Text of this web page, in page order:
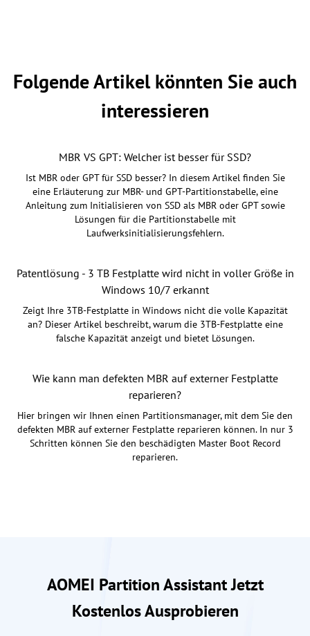
Folgende Artikel könnten Sie auch
interessieren
MBR VS GPT: Welcher ist besser für SSD?
Ist MBR oder GPT für SSD besser? In diesem Artikel finden Sie
eine Erläuterung zur MBR- und GPT-Partitionstabelle, eine
Anleitung zum Initialisieren von SSD als MBR oder GPT sowie
Lösungen für die Partitionstabelle mit
Laufwerksinitialisierungsfehlern.
Patentlösung - 3 TB Festplatte wird nicht in voller Größe in
Windows 10/7 erkannt
Zeigt Ihre 3TB-Festplatte in Windows nicht die volle Kapazität
an? Dieser Artikel beschreibt, warum die 3TB-Festplatte eine
falsche Kapazität anzeigt und bietet Lösungen.
Wie kann man defekten MBR auf externer Festplatte
reparieren?
Hier bringen wir Ihnen einen Partitionsmanager, mit dem Sie den
defekten MBR auf externer Festplatte reparieren können. In nur 3
Schritten können Sie den beschädigten Master Boot Record
reparieren.
AOMEI Partition Assistant Jetzt
Kostenlos Ausprobieren